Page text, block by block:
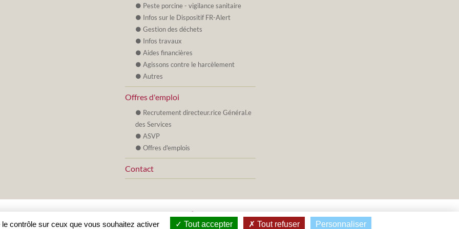
Peste porcine - vigilance sanitaire
Infos sur le Dispositif FR-Alert
Gestion des déchets
Infos travaux
Aides financières
Agissons contre le harcèlement
Autres
Offres d'emploi
Recrutement directeur.rice Général.e
des Services
ASVP
Offres d'emplois
Contact
Mentions légales• Creation de sites internet en Ardeche : Zéfyx
contrôle sur ceux que vous souhaitez activer Tout accepter Tout refuser Personnaliser